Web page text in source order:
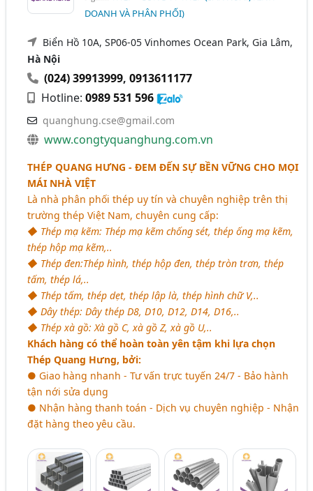
DOANH VÀ PHÂN PHỐI)
Biển Hồ 10A, SP06-05 Vinhomes Ocean Park, Gia Lâm,
Hà Nội
(024) 39913999,0913611177
Hotline:0989 531 596
quanghung.cse@gmail.com
www.congtyquanghung.com.vn
THÉP QUANG HƯNG - ĐEM ĐẾN SỰ BỀN VỮNG CHO MỌI
MÁI NHÀ VIỆT
Là nhà phân phối thép uy tín và chuyên nghiệp trên thị
trường thép Việt Nam, chuyên cung cấp:
◆ Thép mạ kẽm: Thép mạ kẽm chống sét, thép ống mạ kẽm,
thép hộp mạ kẽm,..
◆ Thép đen:Thép hình, thép hộp đen, thép tròn trơn, thép
tấm, thép lá,..
◆ Thép tấm, thép dẹt, thép lập là, thép hình chữ V,..
◆ Dây thép: Dây thép D8, D10, D12, D14, D16,..
◆ Thép xà gồ: Xà gồ C, xà gồ Z, xà gồ U,..
Khách hàng có thể hoàn toàn yên tậm khi lựa chọn
Thép Quang Hưng, bởi:
● Giao hàng nhanh - Tư vấn trực tuyến 24/7 - Bảo hành
tận nới sửa dụng
● Nhận hàng thanh toán - Dịch vụ chuyên nghiệp - Nhận
đặt hàng theo yêu cầu.